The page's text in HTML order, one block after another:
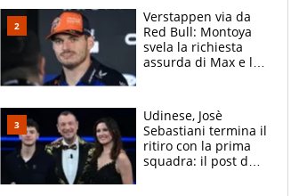
azzurri
Verstappen via da
Red Bull: Montoya
svela la richiesta
assurda di Max e lo
McLaren siano
meglio?”
Udinese, Josè
Sebastiani termina il
ritiro con la prima
squadra: il post del